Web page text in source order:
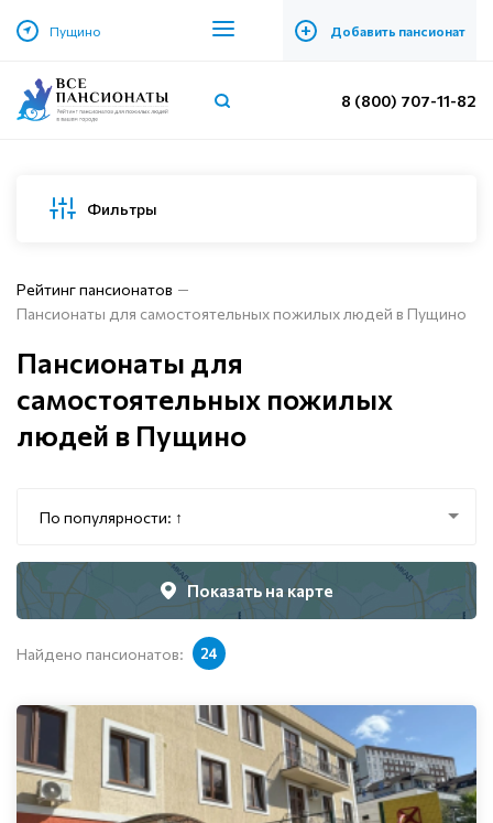
Пущино + Добавить пансионат
8 (800) 707-11-82
Фильтры
Рейтинг пансионатов
Пансионаты для самостоятельных пожилых людей в Пущино
Пансионаты для
самостоятельных пожилых
людей в Пущино
По популярности: ↑
Показать на карте
Найдено пансионатов: 24